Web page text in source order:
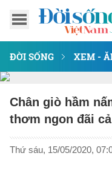
ĐỜI SỐNG XEM -
Chân giò hầm
thơm ngon đãi
Thứ sáu, 15/05/2020,